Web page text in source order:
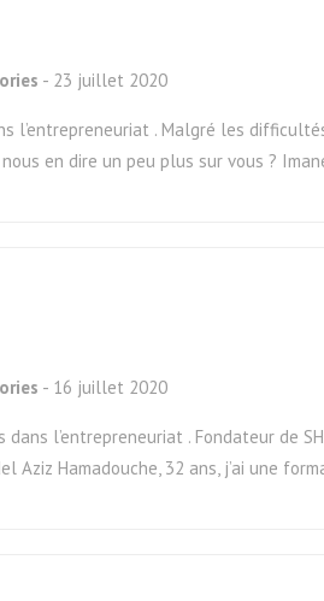
- 23 juillet 2020
l’entrepreneuriat . Malgré les
en dire un peu plus sur vous ?
- 16 juillet 2020
l’entrepreneuriat . Fondateur de
Hamadouche, 32 ans, j’ai une